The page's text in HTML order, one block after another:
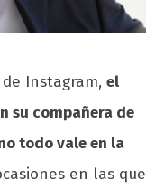
Instagram, el
su compañera de
todo vale en la
en las que